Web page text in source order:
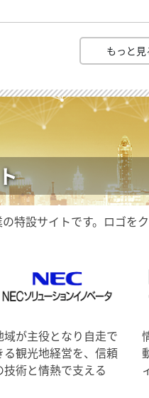
もっと見
特設サイトです。ロゴを
域が主役となり自走で
る観光地経営を、信頼
技術と情熱で支える